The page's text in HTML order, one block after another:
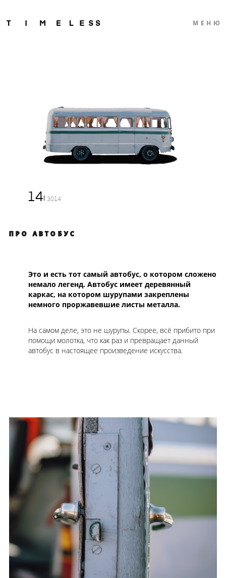
МЕНЮ
14 3014
ПРО АВТОБУС
Это и есть тот самый автобус, о котором сложено
немало легенд. Автобус имеет деревянный
каркас, на котором шурупами закреплены
немного проржавевшие листы металла.
На самом деле, это не шурупы. Скорее, всё прибито при
помощи молотка, что как раз и превращает данный
автобус в настоящее произведение искусства.